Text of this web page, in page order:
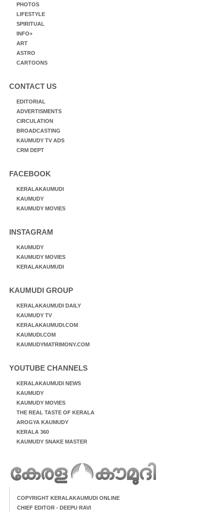
PHOTOS
LIFESTYLE
SPIRITUAL
INFO+
ART
ASTRO
CARTOONS
CONTACT US
EDITORIAL
ADVERTISMENTS
CIRCULATION
BROADCASTING
KAUMUDY TV ADS
CRM DEPT
FACEBOOK
KERALAKAUMUDI
KAUMUDY
KAUMUDY MOVIES
INSTAGRAM
KAUMUDY
KAUMUDY MOVIES
KERALAKAUMUDI
KAUMUDI GROUP
KERALAKAUMUDI DAILY
KAUMUDY TV
KERALAKAUMUDI.COM
KAUMUDI.COM
KAUMUDYMATRIMONY.COM
YOUTUBE CHANNELS
KERALAKAUMUDI NEWS
KAUMUDY
KAUMUDY MOVIES
THE REAL TASTE OF KERALA
AROGYA KAUMUDY
KERALA 360
KAUMUDY SNAKE MASTER
COPYRIGHT KERALAKAUMUDI ONLINE
CHIEF EDITOR - DEEPU RAVI